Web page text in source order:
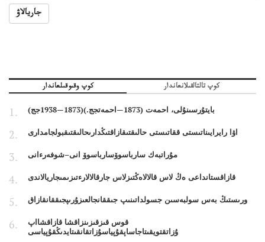
جاريالاۋ
كوپ وقىوقىلعاندار كوپ تالتالقىلانعاندار
بايتۇرسىنۇلى، احمەت (1873—احمەتجج.)(1873—1938جج)
اۋا رايرايىناتىستى ققاتىستى حالىقتىقازاقتىڭدارىحالىقتىقبولجامدارى
مۇراتبەك سارباسوۆسارباسوۆ انى–شوفەرءانى
قازاقستانداعى ەڭ لاس قالالاەڭتىزلاس جارقالالارءتىزىمىجاريالاندى
ورىستىڭ بەس سولبەسىن جسولداتىنىپ جىققانجالعىزۇرىپجىققانقازاق
قوس قىزقىزىنزاقشا قازاقشااپ
ۇزاتقتويقىتاجاساپقۇپياسۇزاتقانقىتايدىڭقۇپياسى